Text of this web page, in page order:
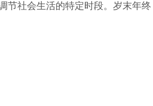
节社会生活的特定时段。岁末年